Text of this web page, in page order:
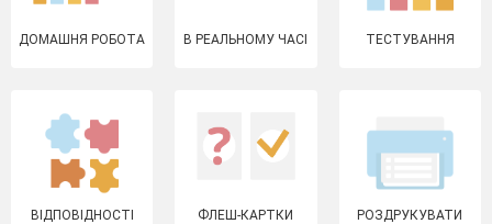
ДОМАШНЯ РОБОТА В РЕАЛЬНОМУ ЧАСІ ТЕСТУВАННЯ
ВІДПОВІДНОСТІ ФЛЕШ-КАРТКИ РОЗДРУКУВАТИ